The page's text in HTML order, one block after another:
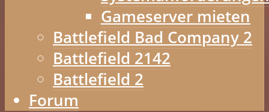
Gameserver mieten
Battlefield Bad Company 2
Battlefield 2142
Battlefield 2
Forum